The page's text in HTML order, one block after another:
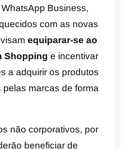
compreenderem
que tratamentos de
efetuados em
após o prazo previsto.
as autoridades indianas
da obrigatoriedade de